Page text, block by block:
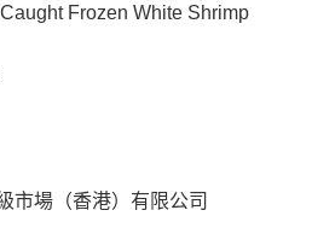
Frozen White Shrimp
市場（香港）有限公司